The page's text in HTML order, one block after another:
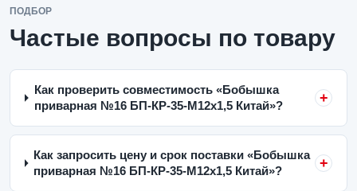
ПОДБОР
Частые вопросы по товару
Как проверить совместимость «Бобышка
приварная №16 БП-КР-35-М12х1,5 Китай»?
Как запросить цену и срок поставки «Бобышка
приварная №16 БП-КР-35-М12х1,5 Китай»?